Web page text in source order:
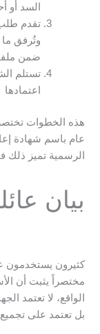
السد أو
تقدم طلب
وتُرفق ما
ضمن
تستلم
اعتمادها
هذه الخطوات
عام باسم شهادة
الرسمية تميز ذلك
بيان
كثيرون يستخدمون
مختصراً يثبت أن
الواقع، لا تعتمد
بل تعتمد على